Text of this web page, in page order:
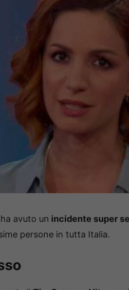
avuto un incidente super
persone in tutta Italia.